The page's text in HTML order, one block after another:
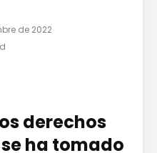
de 2022
derechos
ha tomado¿CÓMO